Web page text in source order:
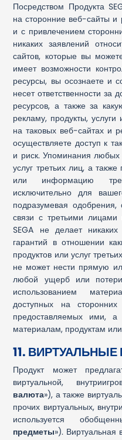
Посредством Продукта
на сторонние веб-сайты и
и с привлечением
никаких заявлений
сайтов, которые вы
имеет возможности
ресурсы, вы осознаете и
несет ответственности за
ресурсов, а также за
рекламу, продукты,
на таковых веб-сайтах и
осуществляете доступ к
и риск. Упоминания любых
услуг третьих лиц, а
или информацию
исключительно для
подразумевая одобрения,
связи с третьими
SEGA не делает
гарантий в отношении
продуктов или услуг
не может нести прямую
любой ущерб или
использованием
доступных на
предоставляемых ими,
материалам, продуктам
11.
Продукт может
виртуальной,
валюта»), а также
прочих виртуальных,
используется
предметы»). Виртуальная